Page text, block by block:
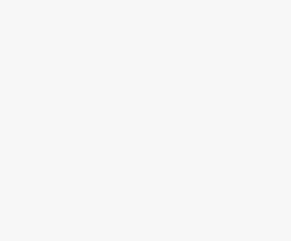
in alto a destra in questo banner l’Utente
in assenza di cookie o altri sistemi di
della pagina.